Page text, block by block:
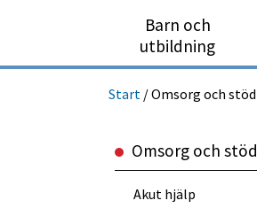
Barn och
utbild­ning
Start /Omsorg och stöd
Omsorg och stöd
Akut hjälp